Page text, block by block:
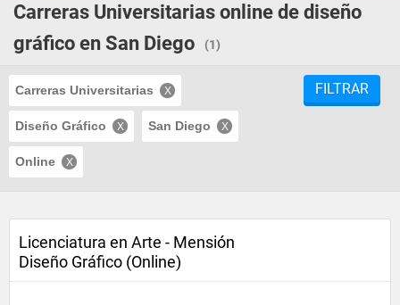
Carreras Universitarias online de diseño
gráfico en San Diego
(1)
Carreras Universitarias
Diseño Gráfico San Diego
Online
FILTRAR
Licenciatura en Arte - Mensión
Diseño Gráfico (Online)